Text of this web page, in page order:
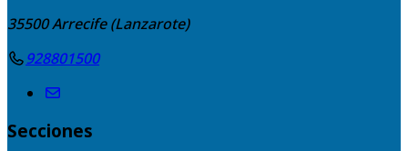
35500Arrecife (Lanzarote)
928801500
Secciones